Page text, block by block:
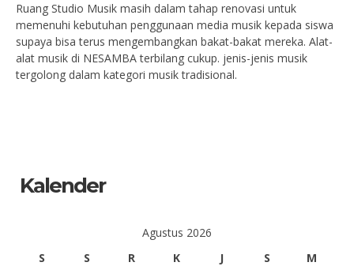
Ruang Studio Musik masih dalam tahap renovasi untuk
memenuhi kebutuhan penggunaan media musik kepada siswa
supaya bisa terus mengembangkan bakat-bakat mereka. Alat-
alat musik di NESAMBA terbilang cukup. jenis-jenis musik
tergolong dalam kategori musik tradisional.
Kalender
Agustus 2026
S
S R K J S
M